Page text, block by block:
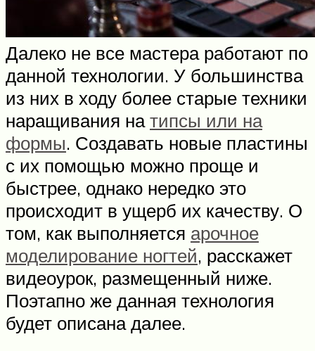
Далеко не все мастера работают по
данной технологии. У большинства
из них в ходу более старые техники
наращивания натипсы или на
формы. Создавать новые пластины
с их помощью можно проще и
быстрее, однако нередко это
происходит в ущерб их качеству. О
том, как выполняется арочное
моделирование ногтей, расскажет
видеоурок, размещенный ниже.
Поэтапно же данная технология
будет описана далее.